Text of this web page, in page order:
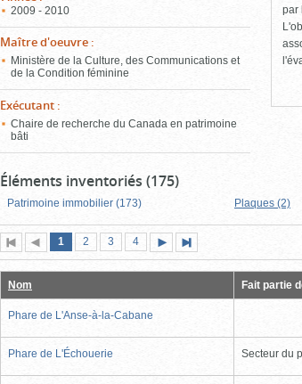
2009 - 2010
Maître d'oeuvre :
Ministère de la Culture, des Communications et
de la Condition féminine
Exécutant :
Chaire de recherche du Canada en patrimoine
bâti
par
Éléments inventoriés (175)
Patrimoine immobilier (173) Plaques (2)
Première
page
Page
précédente
Page
1 (page
actuelle)
Page
2 Page
3 Page
4
suivante
page
Nom Fait partie
Phare de L'Anse-à-la-Cabane
Phare de L'Échouerie Secteur du